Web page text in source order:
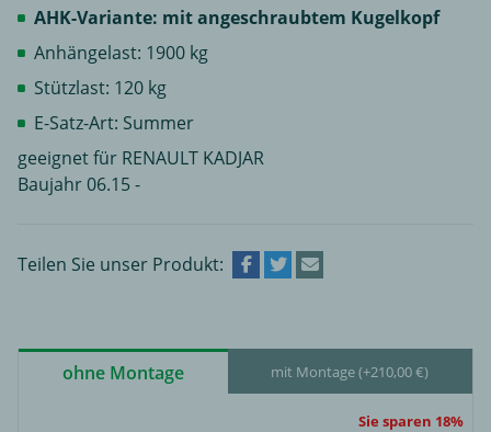
AHK-Variante: mit angeschraubtem Kugelkopf
Anhängelast: 1900 kg
Stützlast: 120 kg
E-Satz-Art: Summer
geeignet für RENAULT KADJAR
Baujahr 06.15 -
Teilen Sie unser Produkt:
ohne Montage mit Montage (+210,00 €)
Sie sparen 18%